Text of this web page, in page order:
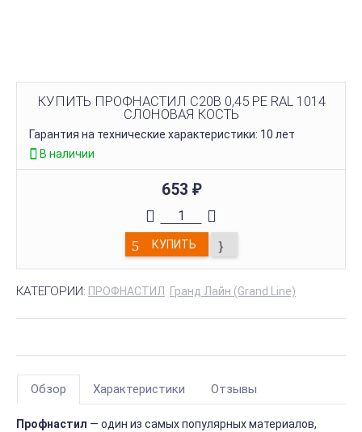
КУПИТЬ ПРОФНАСТИЛ С20В 0,45 PE RAL 1014
СЛОНОВАЯ КОСТЬ
Гарантия на технические характеристики: 10 лет
В наличии
653 ₽
КУПИТЬ
КАТЕГОРИИ: ПРОФНАСТИЛ Гранд Лайн (Grand Line)
Обзор Характеристики Отзывы
Профнастил — один из самых популярных материалов,